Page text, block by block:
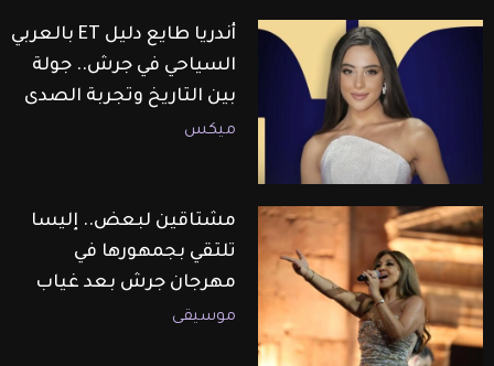
أندريا طايع دليل ET بالعربي
السياحي في جرش.. جولة
بين التاريخ وتجربة الصدى
ميكس
مشتاقين لبعض.. إليسا
تلتقي بجمهورها في
مهرجان جرش بعد غياب
موسيقى